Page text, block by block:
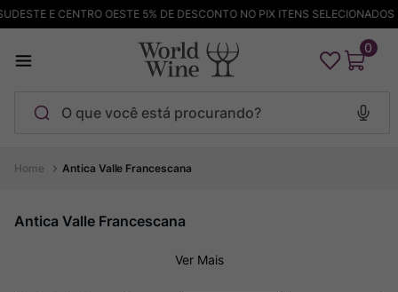
E CENTRO OESTE 5% DE DESCONTO NO PIX ITENS SELECIONADOS
0
Antica Valle Francescana
Antica Valle Francescana
Ver Mais
Termos mais buscados